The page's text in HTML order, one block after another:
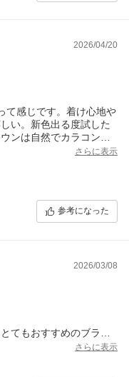
2026/04/20
て感じです。着け心地や
い。新色出る度試した
ンは自然でカラコン感
たが、ルルとメロは推
数多めでもう少し安い
さらに表示
参考になった
2026/03/08
てもおすすめのブラウ
になじみやすい落ち着
くナチュラルに目元の
さらに表示